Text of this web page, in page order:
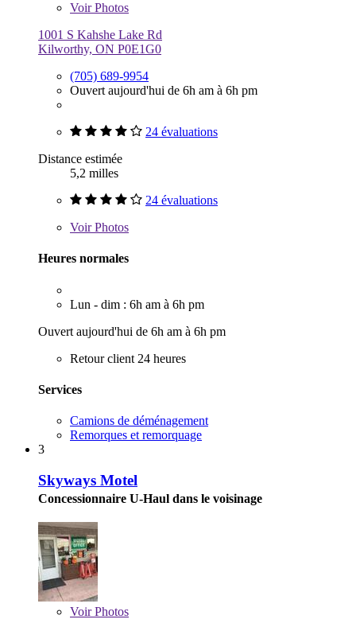
VoirPhotos
1001 S Kahshe Lake Rd
Kilworthy, ON P0E1G0
(705) 689-9954
Ouvert aujourd'hui de 6h am à 6h pm
24 évaluations
Distance estimée
5,2 milles
24 évaluations
VoirPhotos
Heures normales
Lun - dim : 6h am à 6h pm
Ouvert aujourd'hui de 6h am à 6h pm
Retour client 24 heures
Services
Camions de déménagement
Remorques et remorquage
3
Skyways Motel
Concessionnaire U-Haul dans le voisinage
VoirPhotos